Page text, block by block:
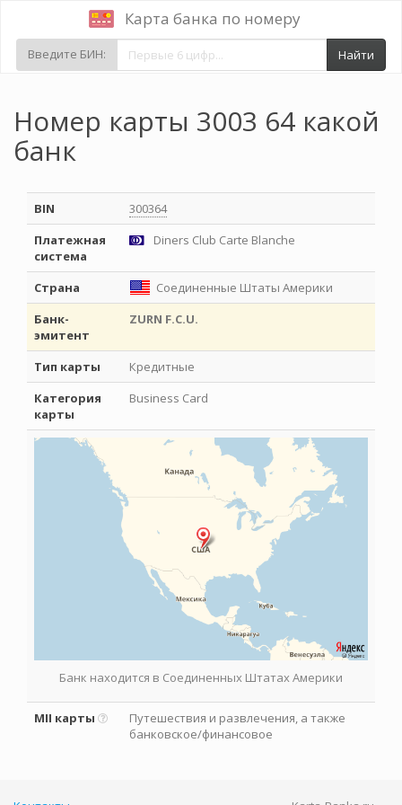
Карта банка по номеру
Введите БИН: Найти
Номер карты 3003 64 какой
банк
BIN
300364
Платежная
система
Diners Club Carte Blanche
Страна
Соединенные Штаты Америки
Банк-
эмитент
ZURN F.C.U.
Тип карты
Кредитные
Категория
карты
Business Card
Банк находится в Соединенных Штатах Америки
MII карты
Путешествия и развлечения, а также
банковское/финансовое